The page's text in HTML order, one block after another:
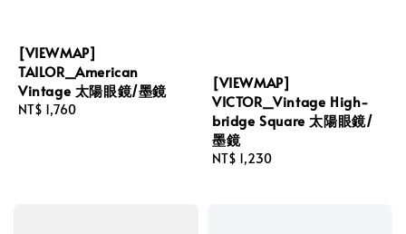
[VIEWMAP]
TAILOR_American
Vintage 太陽眼鏡/墨鏡
Regular
NT$ 1,760
[VIEWMAP]
VICTOR_Vintage High-
bridge Square 太陽眼鏡/
墨鏡
Regular
NT$ 1,230